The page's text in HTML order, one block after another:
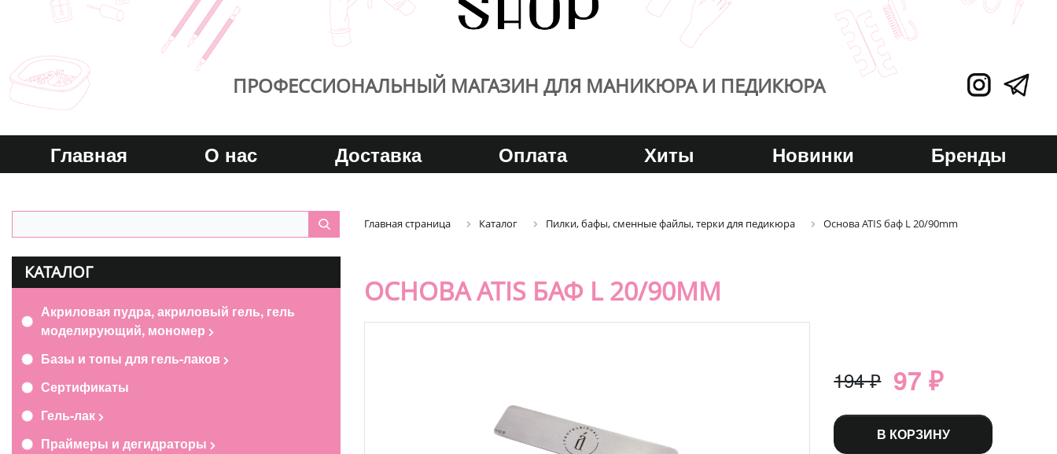
ПРОФЕССИОНАЛЬНЫЙ МАГАЗИН ДЛЯ МАНИКЮРА И ПЕДИКЮРА
Главная О нас Доставка Оплата Хиты Новинки Бренды
Главная страница Каталог Пилки, бафы, сменные файлы, терки для педикюра Основа ATIS баф L 20/90mm
КАТАЛОГ
Акриловая пудра, акриловый гель, гель
моделирующий, мономер
Базы и топы для гель-лаков
Сертификаты
Гель-лак
Праймеры и дегидраторы
ОСНОВА ATIS БАФ L 20/90MM
194 ₽ 97 ₽
В КОРЗИНУ